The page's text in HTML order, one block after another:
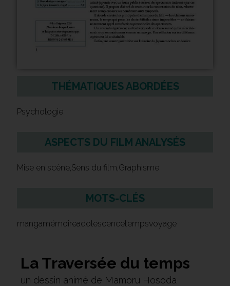
THÉMATIQUES ABORDÉES
Psychologie
ASPECTS DU FILM ANALYSÉS
Mise en scène,Sens du film,Graphisme
MOTS-CLÉS
mangamémoireadolescencetempsvoyage
La Traversée du temps
un dessin animé de Mamoru Hosoda